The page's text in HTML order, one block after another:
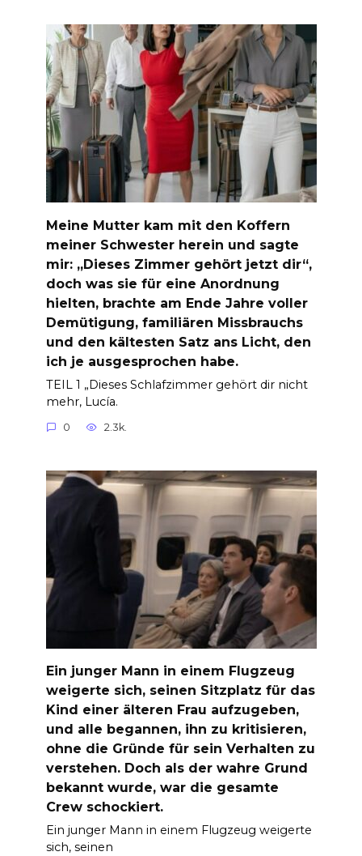
Meine Mutter kam mit den Koffern
meiner Schwester herein und sagte
mir: „Dieses Zimmer gehört jetzt dir“,
doch was sie für eine Anordnung
hielten, brachte am Ende Jahre voller
Demütigung, familiären Missbrauchs
und den kältesten Satz ans Licht, den
ich je ausgesprochen habe.
TEIL 1 „Dieses Schlafzimmer gehört dir nicht
mehr, Lucía.
0 2.3k.
Ein junger Mann in einem Flugzeug
weigerte sich, seinen Sitzplatz für das
Kind einer älteren Frau aufzugeben,
und alle begannen, ihn zu kritisieren,
ohne die Gründe für sein Verhalten zu
verstehen. Doch als der wahre Grund
bekannt wurde, war die gesamte
Crew schockiert.
Ein junger Mann in einem Flugzeug weigerte
sich, seinen